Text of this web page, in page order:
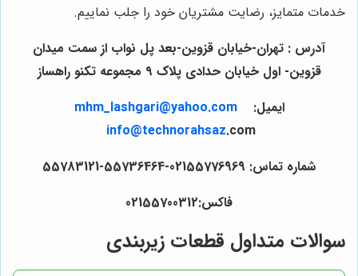
خدمات متمایز، رضایت مشتریان خود را جلب نماییم.
آدرس : تهران-خیابان قزوین-بعد پل نواب از سمت میدان
قزوین- اول خیابان حدادی پلاک ۹ مجموعه تکنو راهساز
ایمیل:
mhm_lashgari@yahoo.com
info@technorahsaz.com
شماره تماس: 02155776969-55736464-55783121
فاکس:02155700312
سوالات متداول قطعات زیربندی